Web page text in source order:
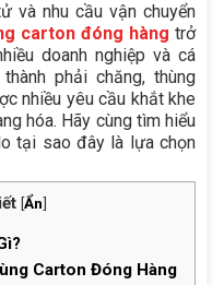
và nhu cầu vận chuyển
carton đóng hàng trở
doanh nghiệp và cá
phải chăng, thùng
nhiều yêu cầu khắt khe
hóa. Hãy cùng tìm hiểu
tại sao đây là ‎lựa chọn
[Ẩn]
Carton Đóng Hàng